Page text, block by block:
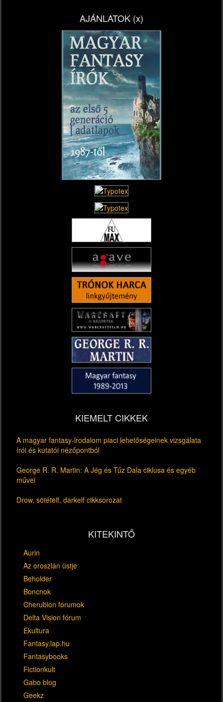
AJÁNLATOK (x)
KIEMELT CIKKEK
A magyar fantasy-irodalom piaci lehetőségeinek vizsgálata
írói és kutatói nézőpontból
George R. R. Martin: A Jég és Tűz Dala ciklusa és egyéb
művei
Drow, sötételf, darkelf cikksorozat
KITEKINTŐ
Aurin
Az oroszlán üstje
Beholder
Boncnok
Cherubion fórumok
Delta Vision fórum
Ekultura
Fantasy.lap.hu
Fantasybooks
Fictionkult
Gabo blog
Geekz